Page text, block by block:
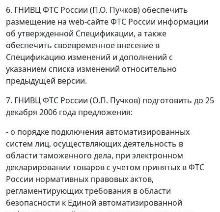
6. ГНИВЦ ФТС России (П.О. Пучков) обеспечить
размещение на web-сайте ФТС России информации
об утвержденной Спецификации, а также
обеспечить своевременное внесение в
Спецификацию изменений и дополнений с
указанием списка изменений относительно
предыдущей версии.
7. ГНИВЦ ФТС России (О.П. Пучков) подготовить до 25
декабря 2006 года предложения:
- о порядке подключения автоматизированных
систем лиц, осуществляющих деятельность в
области таможенного дела, при электронном
декларировании товаров с учетом принятых в ФТС
России нормативных правовых актов,
регламентирующих требования в области
безопасности к Единой автоматизированной